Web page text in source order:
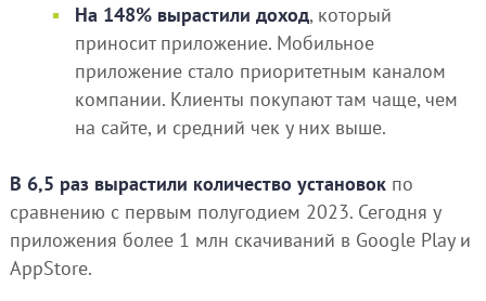
На 148% вырастили доход, который
приносит приложение. Мобильное
приложение стало приоритетным каналом
компании. Клиенты покупают там чаще, чем
на сайте, и средний чек у них выше.
В 6,5 раз вырастили количество установокпо
сравнению с первым полугодием 2023. Сегодня у
приложения более 1 млн скачиваний в Google Play и
AppStore.